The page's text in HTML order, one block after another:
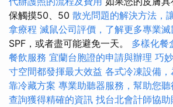
保觸摸50、50 散光問題的解決方法，
拿療程 滅鼠公司評價，了解更多專業
SPF，或者盡可能避免一天。 多樣化餐
餐飲服務 宜蘭台胞證的申請與辦理 巧
寸空間都發揮最大效益 各式冷凍設備
靠冷藏方案 專業助聽器服務，幫助您
查詢獲得精確的資訊 找台北會計師協助